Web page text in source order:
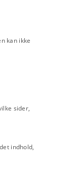
kan ikke
sider,
indhold,